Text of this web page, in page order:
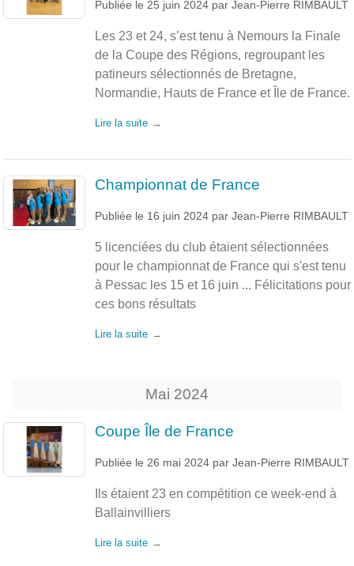
Publiée le 25 juin 2024 par Jean-Pierre RIMBAULT
Les 23 et 24, s’est tenu à Nemours la Finale
de la Coupe des Régions, regroupant les
patineurs sélectionnés de Bretagne,
Normandie, Hauts de France et Île de France.
Lire la suite
Championnat de France
Publiée le 16 juin 2024 par Jean-Pierre RIMBAULT
5 licenciées du club étaient sélectionnées
pour le championnat de France qui s'est tenu
à Pessac les 15 et 16 juin ... Félicitations pour
ces bons résultats
Lire la suite
Mai 2024
Coupe Île de France
Publiée le 26 mai 2024 par Jean-Pierre RIMBAULT
Ils étaient 23 en compétition ce week-end à
Ballainvilliers
Lire la suite